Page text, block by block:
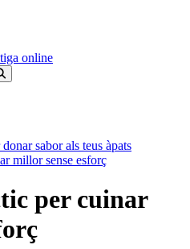
online
sabor als teus àpats
millor sense esforç
per cuinar